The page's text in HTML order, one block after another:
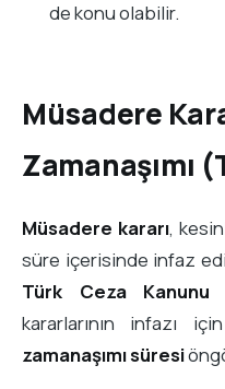
de konu olabilir.
Müsadere
Zamanaşımı
Müsadere kararı,
süre içerisinde infaz
Türk Ceza Kanunu
kararlarının infazı için
zamanaşımı süresi